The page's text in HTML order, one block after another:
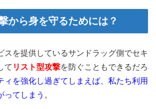
から身を守るためには？
スを提供しているサンドラッグ側でセキ
て リスト型攻撃を防ぐこともできるだろ
ィを強化し過ぎてしまえば、私たち利用
ってしまう 。